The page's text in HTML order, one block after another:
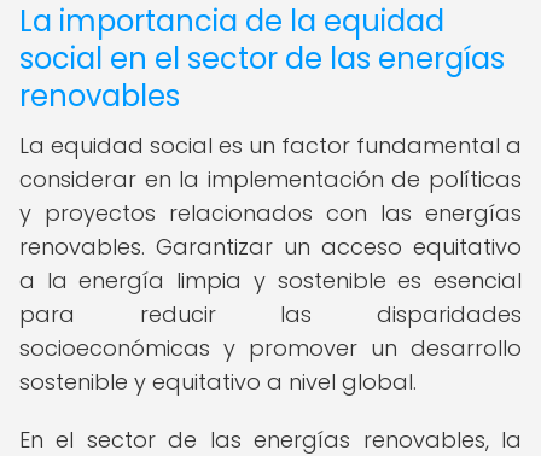
La importancia de la equidad
social en el sector de las energías
renovables
La equidad social es un factor fundamental a
considerar en la implementación de políticas
y proyectos relacionados con las energías
renovables. Garantizar un acceso equitativo
a la energía limpia y sostenible es esencial
para reducir las disparidades
socioeconómicas y promover un desarrollo
sostenible y equitativo a nivel global.
En el sector de las energías renovables, la